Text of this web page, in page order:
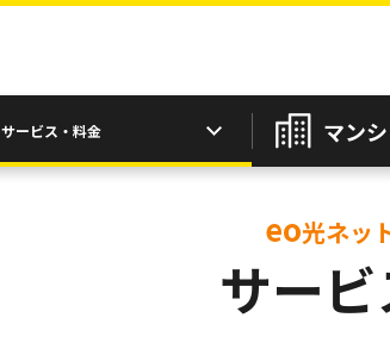
サービス・料金 マン
eo光ネッ
サー